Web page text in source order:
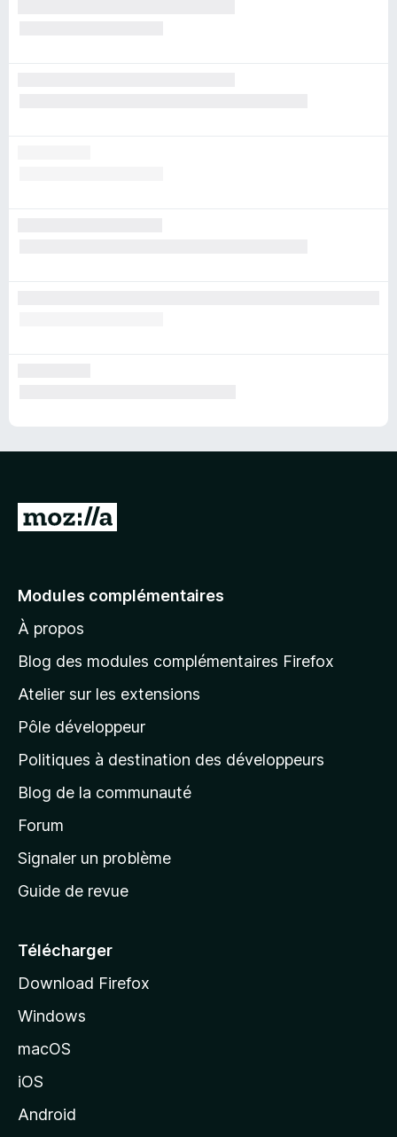
A
e
à
l
p
a
g
d
a
c
e
l
d
o
z
Modules complémentaires
À propos
Blog des modules complémentaires Firefox
Atelier sur les extensions
Pôle développeur
Politiques à destination des développeurs
Blog de la communauté
Forum
Signaler un problème
Guide de revue
Télécharger
Download Firefox
Windows
macOS
iOS
Android